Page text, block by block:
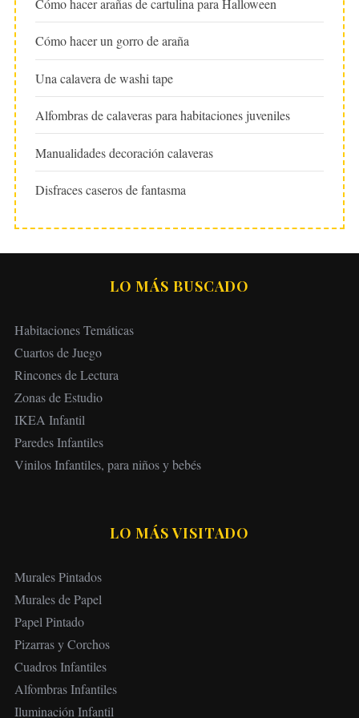
Cómo hacer arañas de cartulina para Halloween
Cómo hacer un gorro de araña
Una calavera de washi tape
Alfombras de calaveras para habitaciones juveniles
Manualidades decoración calaveras
Disfraces caseros de fantasma
LO MÁS BUSCADO
Habitaciones Temáticas
Cuartos de Juego
Rincones de Lectura
Zonas de Estudio
IKEA Infantil
Paredes Infantiles
Vinilos Infantiles, para niños y bebés
LO MÁS VISITADO
Murales Pintados
Murales de Papel
Papel Pintado
Pizarras y Corchos
Cuadros Infantiles
Alfombras Infantiles
Iluminación Infantil